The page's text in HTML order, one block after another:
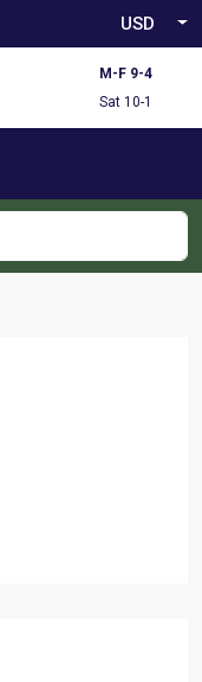
USD
M-F 9-4
Sat 10-1